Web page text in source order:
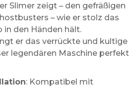
Slimer zeigt – den gefräßigen
– wie er stolz das
in den Händen hält.
er das verrückte und kultige
legendären Maschine perfekt
: Kompatibel mit